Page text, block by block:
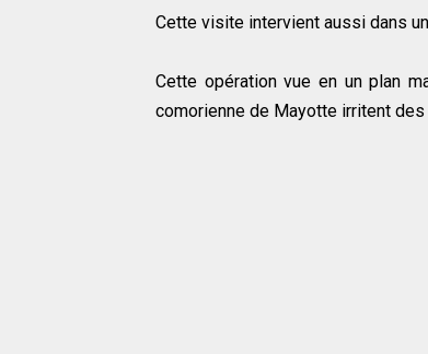
Cette visite intervient aussi dans
Cette opération vue en un plan
comorienne de Mayotte irritent